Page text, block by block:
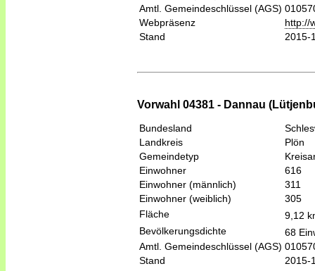
Amtl. Gemeindeschlüssel (AGS)
Webpräsenz
http://
Stand
2015-
Vorwahl 04381 - Dannau
Bundesland
Landkreis
Plön
Gemeindetyp
Einwohner
616
Einwohner (männlich)
311
Einwohner (weiblich)
305
Fläche
9,12
Bevölkerungsdichte
68
Amtl. Gemeindeschlüssel (AGS)
Stand
2015-